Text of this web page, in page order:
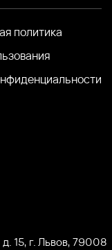
политика
15, г. Львов, 79008